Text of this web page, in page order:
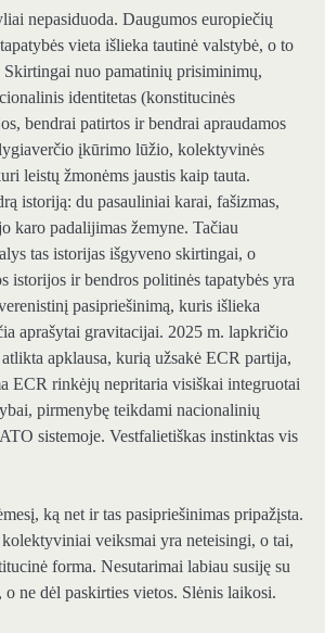
nepasiduoda. Daugumos europiečių
vieta išlieka tautinė valstybė, o to
Skirtingai nuo pamatinių prisiminimų,
identitetas (konstitucinės
bendrai patirtos ir bendrai apraudamos
įkūrimo lūžio, kolektyvinės
leistų žmonėms jaustis kaip tauta.
istoriją: du pasauliniai karai, fašizmas,
karo padalijimas žemyne. Tačiau
tas istorijas išgyveno skirtingai, o
istorijos ir bendros politinės tapatybės yra
pasipriešinimą, kuris išlieka
aprašytai gravitacijai. 2025 m. lapkričio
apklausa, kurią užsakė ECR partija,
ECR rinkėjų nepritaria visiškai integruotai
pirmenybę teikdami nacionalinių
sistemoje. Vestfalietiškas instinktas vis
ką net ir tas pasipriešinimas pripažįsta.
veiksmai yra neteisingi, o tai,
forma. Nesutarimai labiau susiję su
o ne dėl paskirties vietos. Slėnis laikosi.